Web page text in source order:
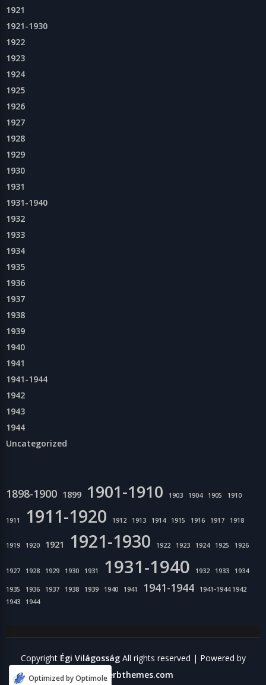
1921
1921-1930
1922
1923
1924
1925
1926
1927
1928
1929
1930
1931
1931-1940
1932
1933
1934
1935
1936
1937
1938
1939
1940
1941
1941-1944
1942
1943
1944
Uncategorized
1898-1900 1899 1901-1910 1903 1904 1905 1910
1911 1911-1920 1912 1913 1914 1915 1916 1917 1918
1919 1920 1921 1921-1930 1922 1923 1924 1925 1926
1927 1928 1929 1930 1931 1931-1940 1932 1933 1934
1935 1936 1937 1938 1939 1940 1941 1941-1944
1941-1944 1942
1943
1944
Copyright Égi VilágosságAll rights reserved | Powered by
Superbthemes.com
Optimized by Optimole